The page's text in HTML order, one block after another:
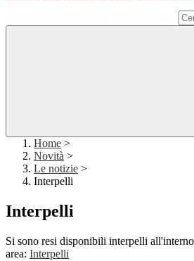
Home >
Novità >
Le notizie >
Interpelli
Interpelli
Si sono resi disponibili interpelli
area: Interpelli